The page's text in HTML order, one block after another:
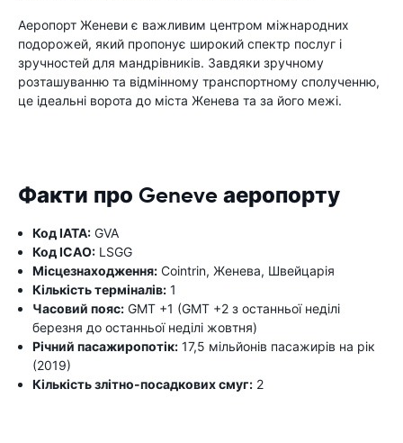
Аеропорт Женеви є важливим центром міжнародних
подорожей, який пропонує широкий спектр послуг і
зручностей для мандрівників. Завдяки зручному
розташуванню та відмінному транспортному сполученню,
це ідеальні ворота до міста Женева та за його межі.
Факти про Geneve аеропорту
Код IATA: GVA
Код ICAO: LSGG
Місцезнаходження: Cointrin, Женева, Швейцарія
Кількість терміналів: 1
Часовий пояс: GMT +1 (GMT +2 з останньої неділі
березня до останньої неділі жовтня)
Річний пасажиропотік: 17,5 мільйонів пасажирів на рік
(2019)
Кількість злітно-посадкових смуг: 2